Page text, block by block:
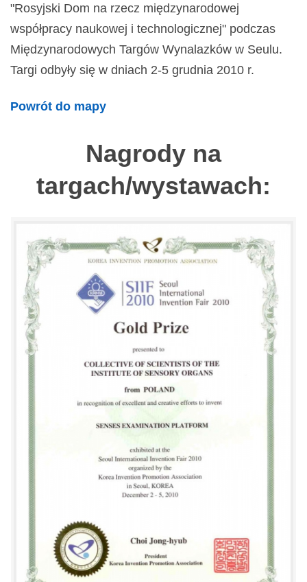
"Rosyjski Dom na rzecz międzynarodowej
współpracy naukowej i technologicznej" podczas
Międzynarodowych Targów Wynalazków w Seulu.
Targi odbyły się w dniach 2-5 grudnia 2010 r.
Powrót do mapy
Nagrody na
targach/wystawach: